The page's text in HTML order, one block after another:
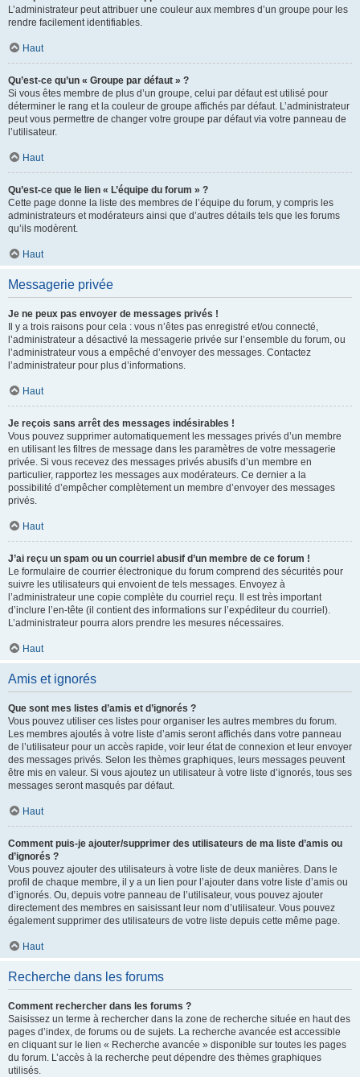
L’administrateur peut attribuer une couleur aux membres d’un groupe pour les
rendre facilement identifiables.
Haut
Qu’est-ce qu’un « Groupe par défaut » ?
Si vous êtes membre de plus d’un groupe, celui par défaut est utilisé pour
déterminer le rang et la couleur de groupe affichés par défaut. L’administrateur
peut vous permettre de changer votre groupe par défaut via votre panneau de
l’utilisateur.
Haut
Qu’est-ce que le lien « L’équipe du forum » ?
Cette page donne la liste des membres de l’équipe du forum, y compris les
administrateurs et modérateurs ainsi que d’autres détails tels que les forums
qu’ils modèrent.
Haut
Messagerie privée
Je ne peux pas envoyer de messages privés !
Il y a trois raisons pour cela : vous n’êtes pas enregistré et/ou connecté,
l’administrateur a désactivé la messagerie privée sur l’ensemble du forum, ou
l’administrateur vous a empêché d’envoyer des messages. Contactez
l’administrateur pour plus d’informations.
Haut
Je reçois sans arrêt des messages indésirables !
Vous pouvez supprimer automatiquement les messages privés d’un membre
en utilisant les filtres de message dans les paramètres de votre messagerie
privée. Si vous recevez des messages privés abusifs d’un membre en
particulier, rapportez les messages aux modérateurs. Ce dernier a la
possibilité d’empêcher complètement un membre d’envoyer des messages
privés.
Haut
J’ai reçu un spam ou un courriel abusif d’un membre de ce forum !
Le formulaire de courrier électronique du forum comprend des sécurités pour
suivre les utilisateurs qui envoient de tels messages. Envoyez à
l’administrateur une copie complète du courriel reçu. Il est très important
d’inclure l’en-tête (il contient des informations sur l’expéditeur du courriel).
L’administrateur pourra alors prendre les mesures nécessaires.
Haut
Amis et ignorés
Que sont mes listes d’amis et d’ignorés ?
Vous pouvez utiliser ces listes pour organiser les autres membres du forum.
Les membres ajoutés à votre liste d’amis seront affichés dans votre panneau
de l’utilisateur pour un accès rapide, voir leur état de connexion et leur envoyer
des messages privés. Selon les thèmes graphiques, leurs messages peuvent
être mis en valeur. Si vous ajoutez un utilisateur à votre liste d’ignorés, tous ses
messages seront masqués par défaut.
Haut
Comment puis-je ajouter/supprimer des utilisateurs de ma liste d’amis ou
d’ignorés ?
Vous pouvez ajouter des utilisateurs à votre liste de deux manières. Dans le
profil de chaque membre, il y a un lien pour l’ajouter dans votre liste d’amis ou
d’ignorés. Ou, depuis votre panneau de l’utilisateur, vous pouvez ajouter
directement des membres en saisissant leur nom d’utilisateur. Vous pouvez
également supprimer des utilisateurs de votre liste depuis cette même page.
Haut
Recherche dans les forums
Comment rechercher dans les forums ?
Saisissez un terme à rechercher dans la zone de recherche située en haut des
pages d’index, de forums ou de sujets. La recherche avancée est accessible
en cliquant sur le lien « Recherche avancée » disponible sur toutes les pages
du forum. L’accès à la recherche peut dépendre des thèmes graphiques
utilisés.